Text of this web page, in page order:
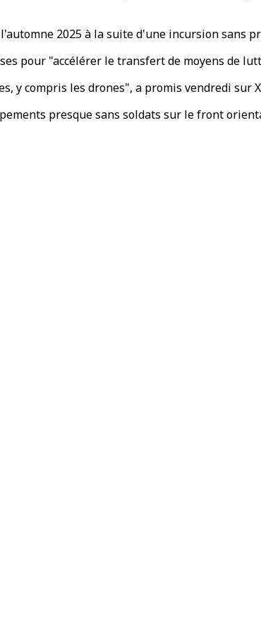
2025 à la suite d'une incursion sans
pour "accélérer le transfert de moyens de
y compris les drones", a promis vendredi sur
presque sans soldats sur le front